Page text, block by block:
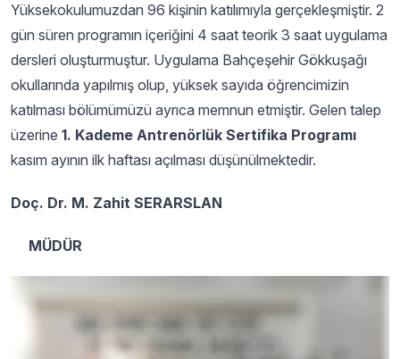
Yüksekokulumuzdan 96 kişinin katılımıyla gerçekleşmiştir. 2
gün süren programın içeriğini 4 saat teorik 3 saat uygulama
dersleri oluşturmuştur. Uygulama Bahçeşehir Gökkuşağı
okullarında yapılmış olup, yüksek sayıda öğrencimizin
katılması bölümümüzü ayrıca memnun etmiştir. Gelen talep
üzerine 1. Kademe Antrenörlük Sertifika Programı
kasım ayının ilk haftası açılması düşünülmektedir.
Doç. Dr. M. Zahit SERARSLAN
MÜDÜR